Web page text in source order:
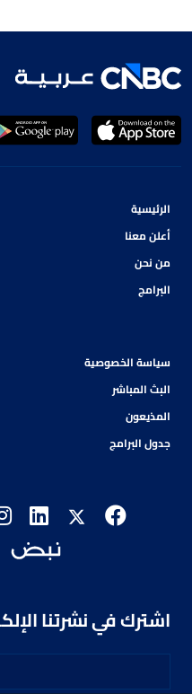
الرئيسية
أعلن معنا
من نحن
البرامج
سياسة الخصوصية
البث المباشر
المذيعون
جدول البرامج
اشترك في نشرتنا